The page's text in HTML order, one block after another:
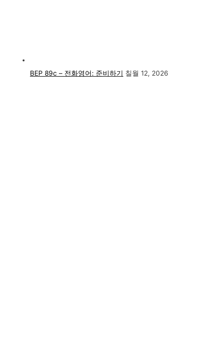
BEP 89c – 전화영어: 준비하기 칠월 12, 2026